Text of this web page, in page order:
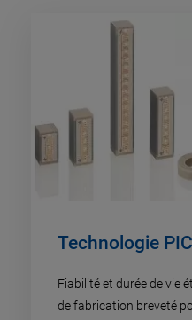
Technologie
Fiabilité et durée de vie
de fabrication breveté